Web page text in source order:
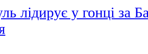
лідирує у гонці за